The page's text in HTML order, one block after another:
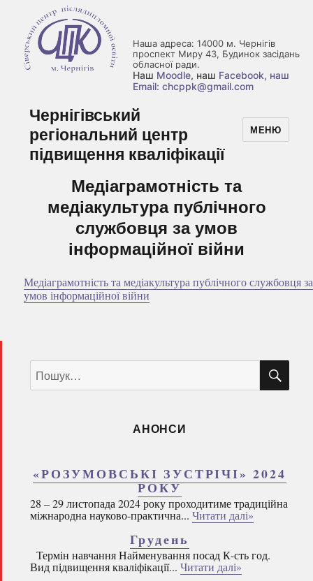
Наша адреса: 14000 м. Чернігів
проспект Миру 43, Будинок засідань
обласної ради.
Наш Moodle, наш Facebook, наш
Email: chcppk@gmail.com
Чернігівський
регіональний центр
підвищення кваліфікації
МЕНЮ
Медіаграмотність та
медіакультура публічного
службовця за умов
інформаційної війни
Медіаграмотність та медіакультура публічного службовця за
умов інформаційної війни
за
запитом:
АНОНСИ
«РОЗУМОВСЬКІ ЗУСТРІЧІ» 2024
РОКУ
28 – 29 листопада 2024 року проходитиме традиційна
міжнародна науково-практична... Читати далі»
Грудень
Термін навчання Найменування посад К-сть год.
Вид підвищення кваліфікації... Читати далі»